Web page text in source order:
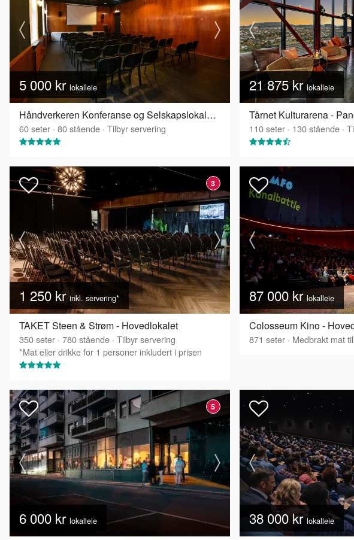
5 000 kr lokalleie
Håndverkeren Konferanse og Selskapslokaler - Industrisalen
60seter · 80stående · Tilbyr servering
21 875 krlokalleie
Tårnet Kulturarena -
110seter · 130stående ·
3
1 250 krinkl. servering*
TAKET Steen & Strøm - Hovedlokalet
350seter · 780stående · Tilbyr servering
*Mat eller drikke for 1 personer inkludert i prisen
87 000 krlokalleie
Colosseum Kino -
871 seter · Medbrakt mat
5
6 000 kr lokalleie 38 000 krlokalleie